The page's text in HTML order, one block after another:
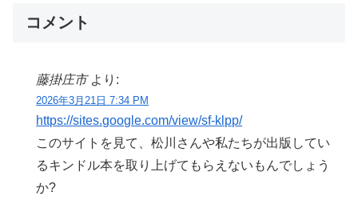
コメント
藤掛庄市 より:
2026年3月21日 7:34 PM
https://sites.google.com/view/sf-klpp/
このサイトを見て、松川さんや私たちが出版してい
るキンドル本を取り上げてもらえないもんでしょう
か?